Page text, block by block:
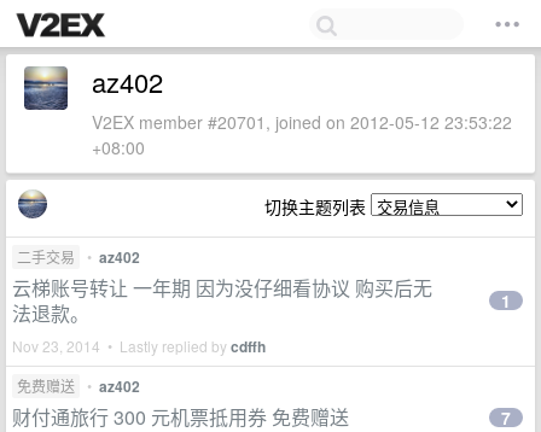
az402
V2EX member #20701, joined on 2012-05-12 23:53:22
+08:00
切换主题列表
二手交易 • az402
云梯账号转让 一年期 因为没仔细看协议 购买后无
法退款。
Nov 23, 2014 • Lastly replied bycdffh
1
免费赠送 • az402
财付通旅行 300 元机票抵用券 免费赠送 7